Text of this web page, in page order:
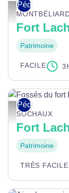
Entrée du fort
Pédestre
Patrimoine
FACILE
Fossés du fort
Pédestre
SOCHAUX
Fort
Patrimoine
TRÈS FACILE